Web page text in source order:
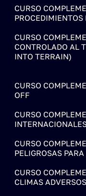
CURSO
PROCEDIMIENTOS
CURSO
CONTROLADO AL
INTO TERRAIN)
CURSO
OFF
CURSO
CURSO
PELIGROSAS
CURSO
CLIMAS ADVERSOS